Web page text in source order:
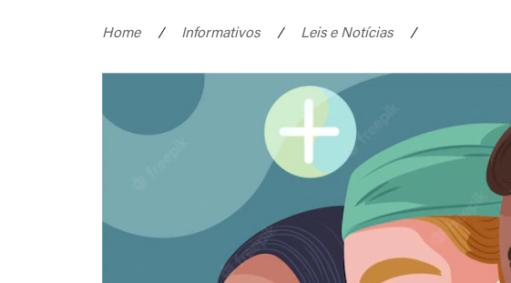
Home / Informativos / Leis e Notícias /